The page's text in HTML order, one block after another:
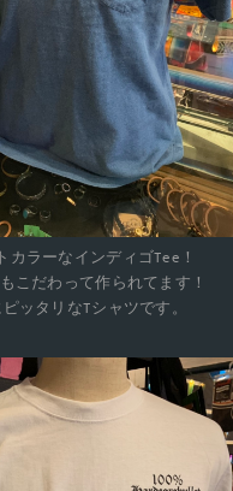
カラーなインディゴTee！
こだわって作られてます！
ッタリなTシャツです。